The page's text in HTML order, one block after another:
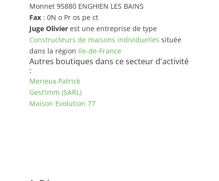
Monnet 95880 ENGHIEN LES BAINS
Fax: 0N o Pr os pe ct
Juge Olivierest une entreprise de type
Constructeurs de maisons individuelles située
dans la région Ile-de-France
Autres boutiques dans ce secteur d'activité
:
Merieux Patrick
Gest’imm (SARL)
Maison Evolution 77